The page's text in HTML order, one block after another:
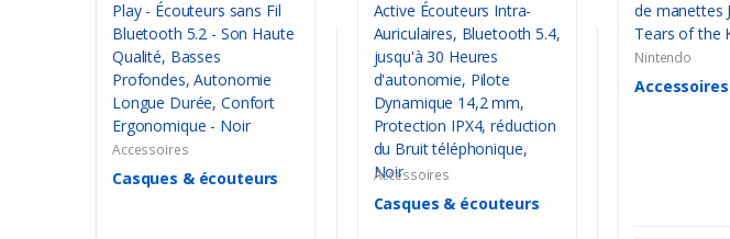
Accessoires
Casques & écouteurs Accessoires
Casques & écouteurs
Nintendo
Accessoires